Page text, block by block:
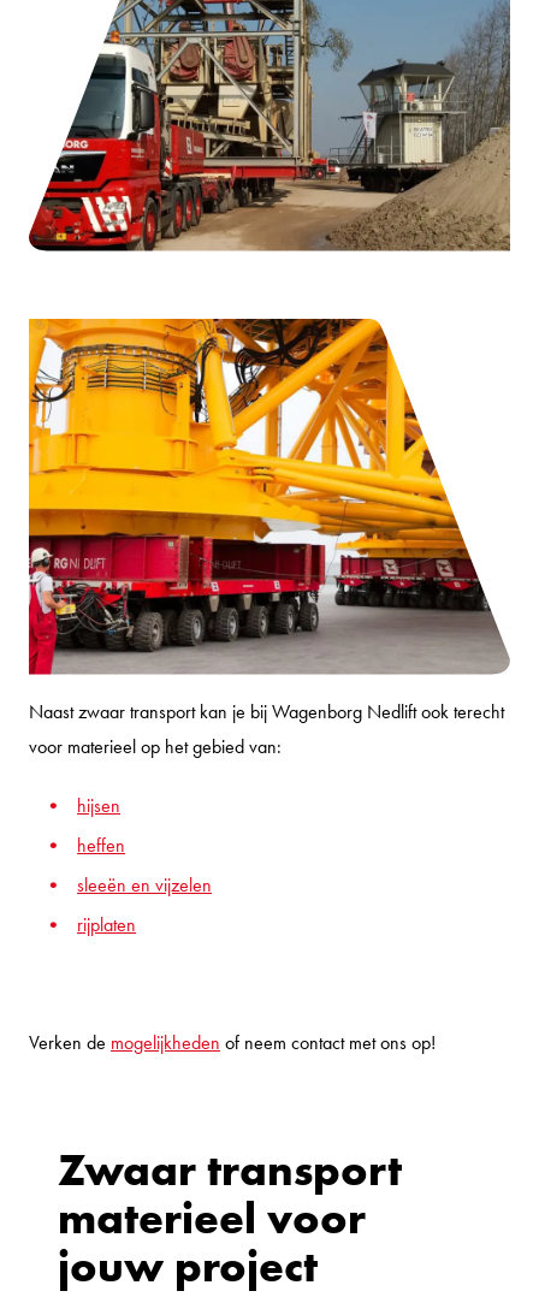
Naast zwaar transport kan je bij Wagenborg Nedlift ook terecht
voor materieel op het gebied van:
hijsen
heffen
sleeën en vijzelen
rijplaten
Verken de mogelijkheden of neem contact met ons op!
Zwaar transport
materieel voor
jouw project